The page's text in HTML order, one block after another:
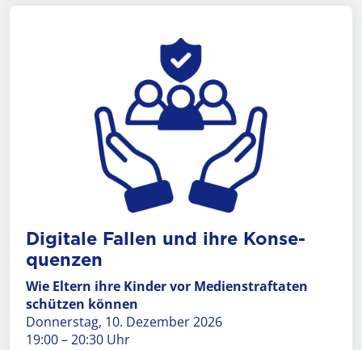
Digi­tale Fal­len und ihre Konse­
quenzen
Wie Eltern ihre Kinder vor Medienstraftaten
schützen können
Donnerstag, 10. Dezember 2026
19:00 – 20:30 Uhr